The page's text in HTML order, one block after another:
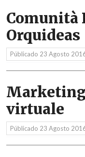
Comunità
Orquideas
Públicado 23 Agosto
virtuale
Públicado 23 Agosto